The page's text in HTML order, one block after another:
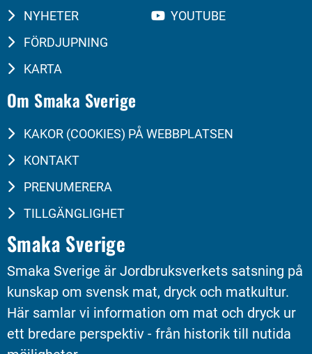
NYHETER
FÖRDJUPNING
KARTA
YOUTUBE
Om Smaka Sverige
KAKOR (COOKIES) PÅ WEBBPLATSEN
KONTAKT
PRENUMERERA
TILLGÄNGLIGHET
Smaka Sverige
Smaka Sverige är Jordbruksverkets satsning på
kunskap om svensk mat, dryck och matkultur.
Här samlar vi information om mat och dryck ur
ett bredare perspektiv - från historik till nutida